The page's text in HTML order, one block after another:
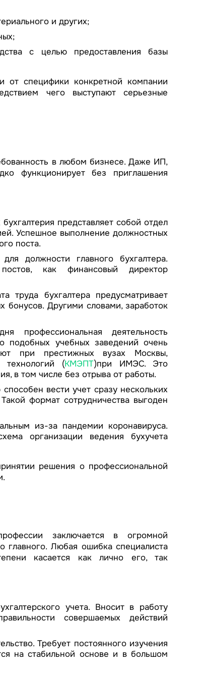
и других;
с целью предоставления базы
от специфики конкретной компании
чего выступают серьезные
в любом бизнесе. Даже ИП,
функционирует без приглашения
представляет собой отдел
Успешное выполнение должностных
поста.
должности главного бухгалтера.
как финансовый директор
труда бухгалтера предусматривает
Другими словами, заработок
профессиональная деятельность
подобных учебных заведений очень
при престижных вузах Москвы,
(КМЭПТ)при ИМЭС. Это
в том числе без отрыва от работы.
вести учет сразу нескольких
формат сотрудничества выгоден
из-за пандемии коронавируса.
организации ведения бухучета
решения о профессиональной
заключается в огромной
главного. Любая ошибка специалиста
касается как лично его, так
учета. Вносит в работу
совершаемых действий
Требует постоянного изучения
на стабильной основе и в большом